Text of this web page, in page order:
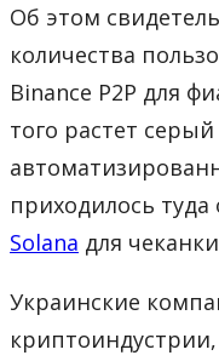
Об этом
количества
Binance P2P для
того растет
приходилось
Solana для
Украинские